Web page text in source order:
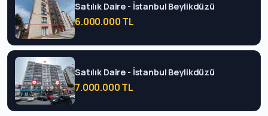
Satılık Daire - İstanbul Beylikdüzü
6.000.000 TL
Satılık Daire - İstanbul Beylikdüzü
7.000.000 TL